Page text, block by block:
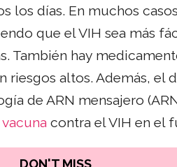
los días. En muchos
que el VIH sea más
También hay
riesgos altos. Además, el
de ARN mensajero
vacuna contra el VIH en el